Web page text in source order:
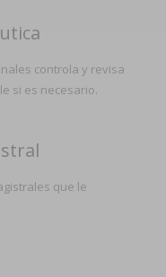
controla y revisa
si es necesario.
que le